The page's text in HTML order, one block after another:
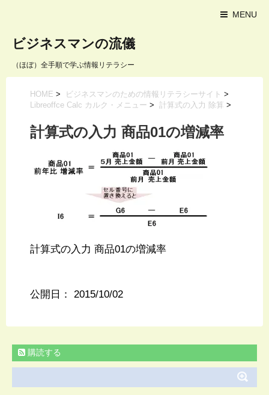
MENU
ビジネスマンの流儀
（ほぼ）全手順で学ぶ情報リテラシー
HOME > ビジネスマンのための情報リテラシーサイト >
Libreoffce Calc カルク・メニュー > 計算式の入力 除算 >
計算式の入力 商品01の増減率
計算式の入力 商品01の増減率
公開日： 2015/10/02
購読する